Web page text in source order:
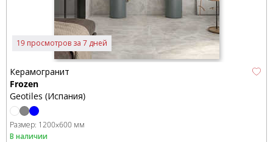
19 просмотров за 7 дней
Керамогранит
Frozen
Geotiles (Испания)
Размер: 1200x600 мм
В наличии